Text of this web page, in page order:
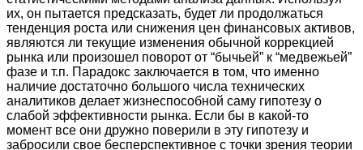
их, он пытается предсказать, будет ли продолжаться
тенденция роста или снижения цен финансовых активов,
являются ли текущие изменения обычной коррекцией
рынка или произошел поворот от “бычьей” к “медвежьей”
фазе и т.п. Парадокс заключается в том, что именно
наличие достаточно большого числа технических
аналитиков делает жизнеспособной саму гипотезу о
слабой эффективности рынка. Если бы в какой-то
момент все они дружно поверили в эту гипотезу и
забросили свое бесперспективное с точки зрения теории